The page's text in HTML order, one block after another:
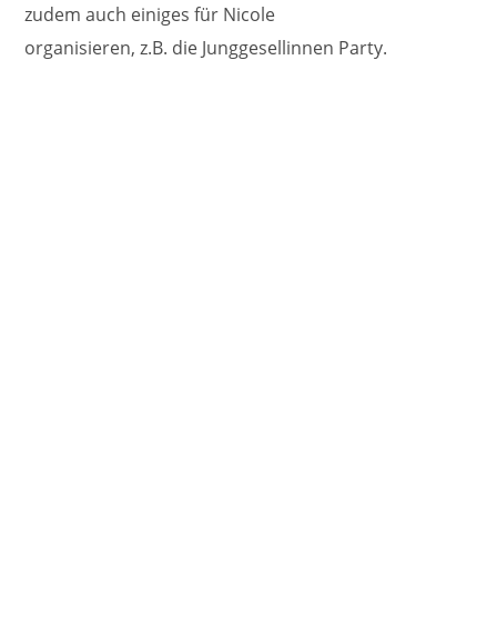
zudem auch einiges für Nicole
organisieren, z.B. die Junggesellinnen Party.